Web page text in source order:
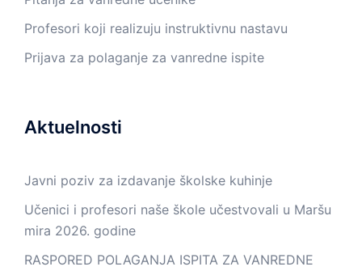
Profesori koji realizuju instruktivnu nastavu
Prijava za polaganje za vanredne ispite
Aktuelnosti
Javni poziv za izdavanje školske kuhinje
Učenici i profesori naše škole učestvovali u Maršu
mira 2026. godine
RASPORED POLAGANJA ISPITA ZA VANREDNE